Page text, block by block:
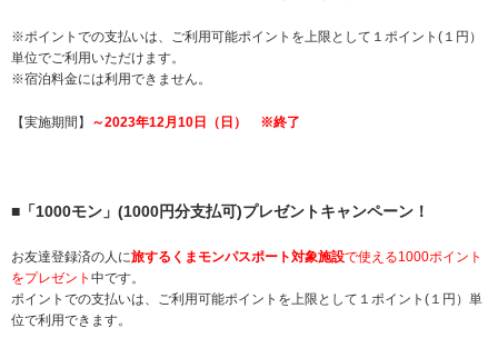
※ポイントでの支払いは、ご利用可能ポイントを上限として１ポイント(１円）
単位でご利用いただけます。
※宿泊料金には利用できません。
【実施期間】 ～2023年12月10日（日） ※終了
■「1000モン」(1000円分支払可)プレゼントキャンペーン！
お友達登録済の人に旅するくまモンパスポート対象施設で使える1000ポイント
をプレゼント 中です。
ポイントでの支払いは、ご利用可能ポイントを上限として１ポイント(１円）単
位で利用できます。